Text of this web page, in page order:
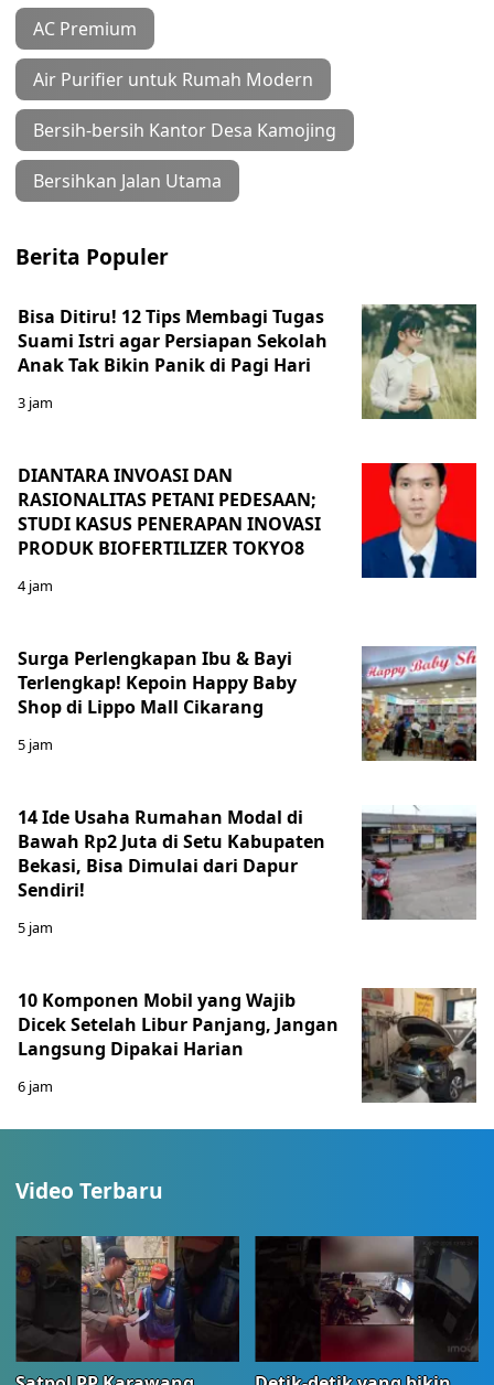
AC Premium
Air Purifier untuk Rumah Modern
Bersih-bersih Kantor Desa Kamojing
Bersihkan Jalan Utama
Berita Populer
Bisa Ditiru! 12 Tips Membagi Tugas
Suami Istri agar Persiapan Sekolah
Anak Tak Bikin Panik di Pagi Hari
3 jam
DIANTARA INVOASI DAN
RASIONALITAS PETANI PEDESAAN;
STUDI KASUS PENERAPAN INOVASI
PRODUK BIOFERTILIZER TOKYO8
4 jam
Surga Perlengkapan Ibu & Bayi
Terlengkap! Kepoin Happy Baby
Shop di Lippo Mall Cikarang
5 jam
14 Ide Usaha Rumahan Modal di
Bawah Rp2 Juta di Setu Kabupaten
Bekasi, Bisa Dimulai dari Dapur
Sendiri!
5 jam
10 Komponen Mobil yang Wajib
Dicek Setelah Libur Panjang, Jangan
Langsung Dipakai Harian
6 jam
Video Terbaru